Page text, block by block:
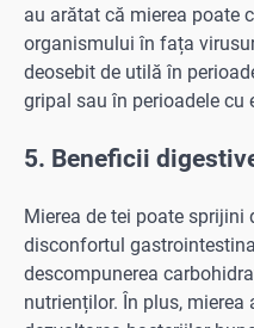
au arătat că mierea poate
organismului în fața
deosebit de utilă în
gripal sau în perioadele
5. Beneficii
Mierea de tei poate
disconfortul
descompunerea
nutrienților. În plus,